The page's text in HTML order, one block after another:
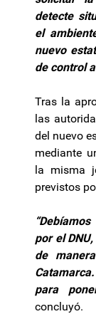
detecte
el
nuevo
de control
Tras la
las
del nuevo
mediante
la misma
previstos
por el
de
para
concluyó.